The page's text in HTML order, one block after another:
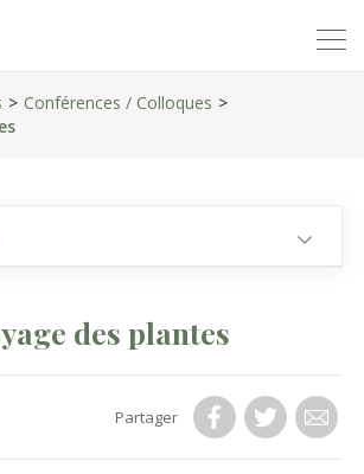
Conférences / Colloques
des plantes
Partager